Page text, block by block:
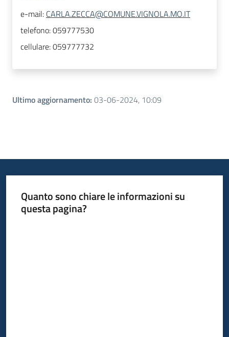
e-mail: CARLA.ZECCA@COMUNE.VIGNOLA.MO.IT
telefono:059777530
cellulare:059777732
Ultimo aggiornamento: 03-06-2024, 10:09
Quanto sono chiare le informazioni su
questa pagina?